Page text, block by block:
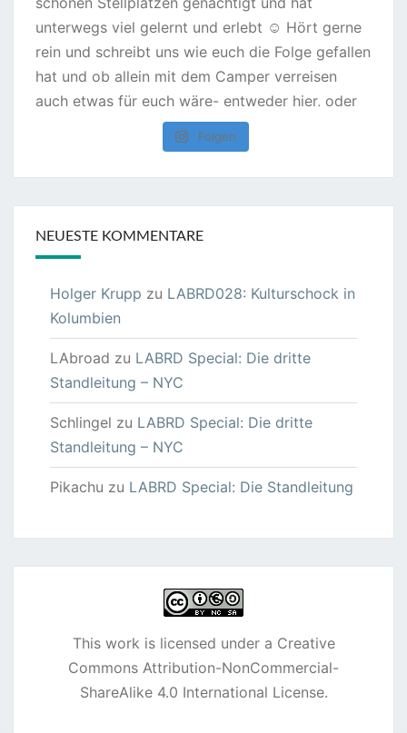
Folgen
NEUESTE KOMMENTARE
Holger Krupp zu LABRD028: Kulturschock in
Kolumbien
LAbroad zu LABRD Special: Die dritte
Standleitung – NYC
Schlingel zu LABRD Special: Die dritte
Standleitung – NYC
Pikachu zu LABRD Special: Die Standleitung
This work is licensed under a Creative
Commons Attribution-NonCommercial-
ShareAlike 4.0 International License.